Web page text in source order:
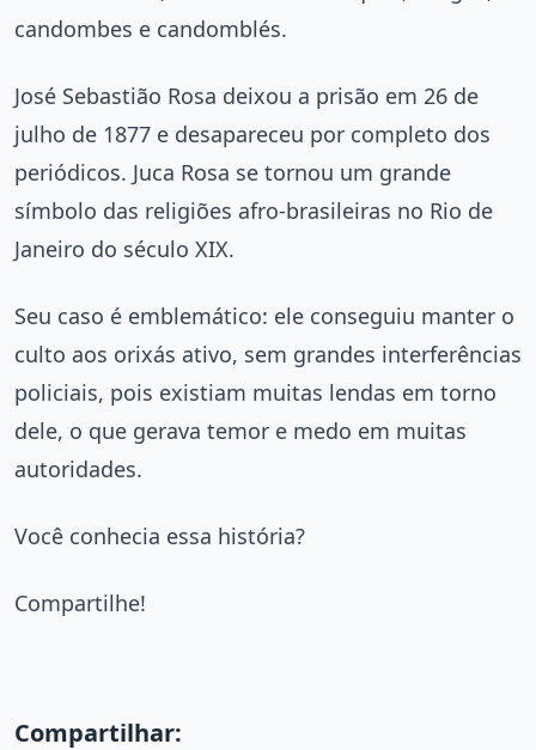
candombes e candomblés.
José Sebastião Rosa deixou a prisão em 26 de
julho de 1877 e desapareceu por completo dos
periódicos. Juca Rosa se tornou um grande
símbolo das religiões afro-brasileiras no Rio de
Janeiro do século XIX.
Seu caso é emblemático: ele conseguiu manter o
culto aos orixás ativo, sem grandes interferências
policiais, pois existiam muitas lendas em torno
dele, o que gerava temor e medo em muitas
autoridades.
Você conhecia essa história?
Compartilhe!
Compartilhar: